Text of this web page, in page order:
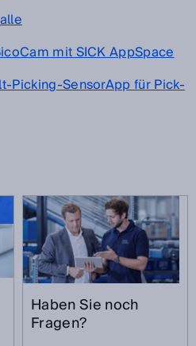
mit SICK AppSpace
Picking-SensorApp für Pick-
Haben Sie noch
Fragen?